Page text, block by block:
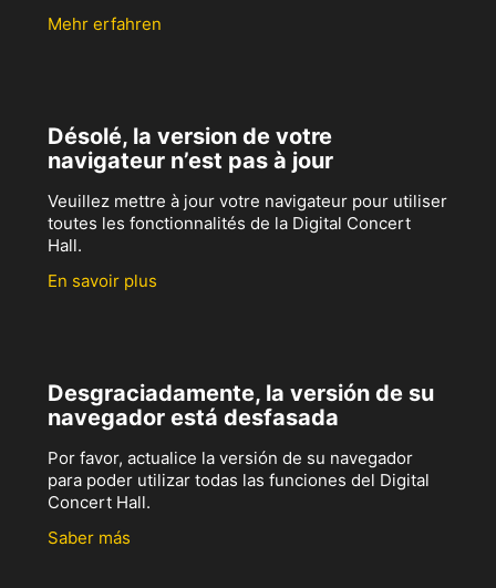
Mehr erfahren
Désolé, la version de votre
navigateur n’est pas à jour
Veuillez mettre à jour votre navigateur pour utiliser
toutes les fonctionnalités de la Digital Concert
Hall.
En savoir plus
Desgraciadamente, la versión de su
navegador está desfasada
Por favor, actualice la versión de su navegador
para poder utilizar todas las funciones del Digital
Concert Hall.
Saber más